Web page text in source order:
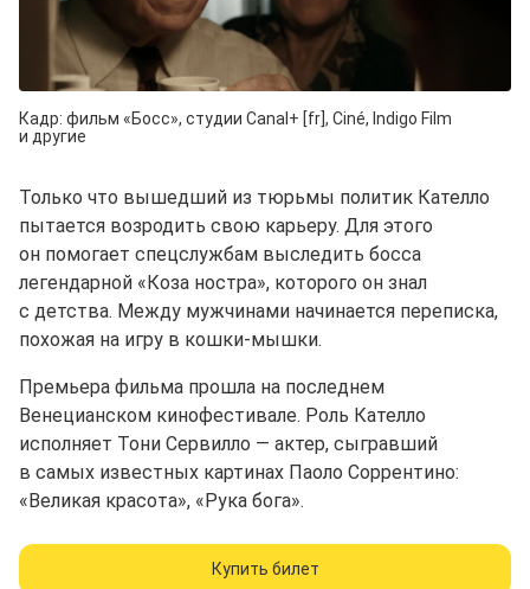
Кадр: фильм «Босс», студии Canal+ [fr], Ciné, Indigo Film
и другие
Только что вышедший из тюрьмы политик Кателло
пытается возродить свою карьеру. Для этого
он помогает спецслужбам выследить босса
легендарной «Коза ностра», которого он знал
с детства. Между мужчинами начинается переписка,
похожая на игру в кошки-мышки.
Премьера фильма прошла на последнем
Венецианском кинофестивале. Роль Кателло
исполняет Тони Сервилло — актер, сыгравший
в самых известных картинах Паоло Соррентино:
«Великая красота», «Рука бога».
Купить билет